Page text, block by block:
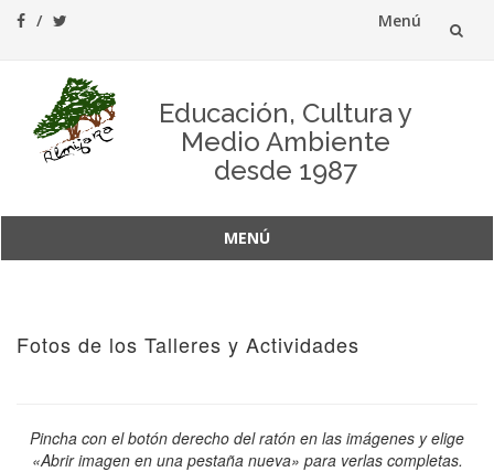
Menú
contenido
Educación, Cultura y
Medio Ambiente
desde 1987
MENÚ
Fotos de los Talleres y Actividades
Pincha con el botón derecho del ratón en las imágenes y elige
«Abrir imagen en una pestaña nueva» para verlas completas.